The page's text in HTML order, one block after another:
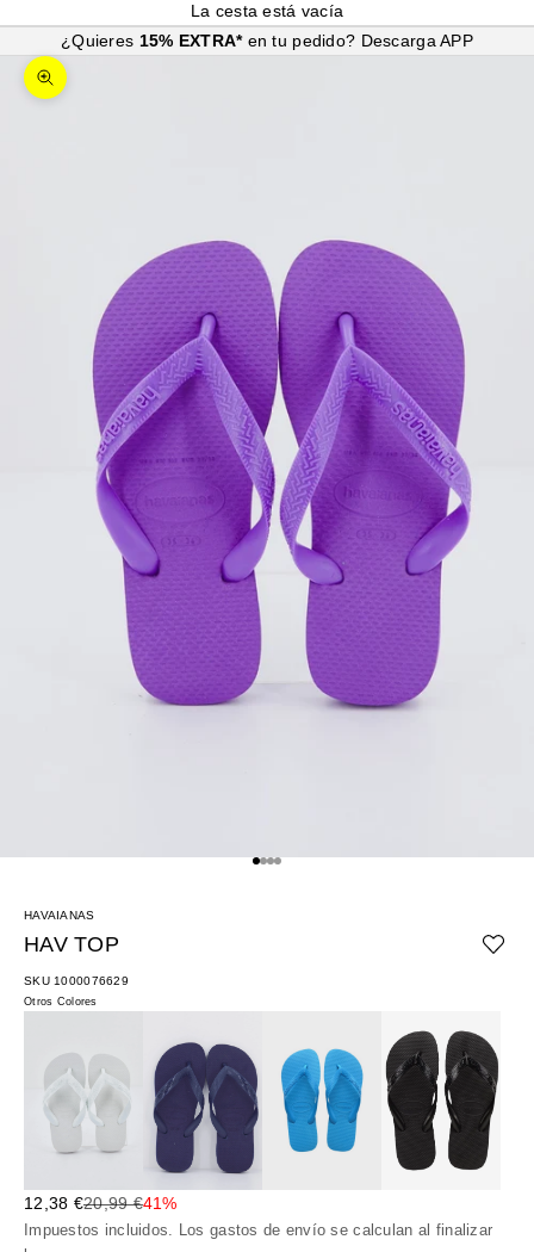
La cesta está vacía
¿Quieres 15% EXTRA* en tu pedido? Descarga APP
Zoom
Ir al artículo 1
Ir al artículo 2
Ir al artículo 3
Ir al artículo 4
HAVAIANAS
HAV TOP
SKU 1000076629
Otros Colores
Precio de oferta
12,38 €Precio normal
20,99 €41%
Impuestos incluidos. Los gastos de envío se calculan al finalizar